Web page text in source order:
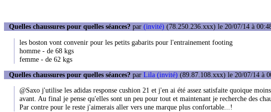
Quelles chaussures pour quelles séances? par (invité) (78.250.236.xxx) le 20/07/14 à
les boston vont convenir pour les petits gabarits pour l'entrainement footing
homme - de 68 kgs
femme - de 62 kgs
Quelles chaussures pour quelles séances? par Lila (invité) (89.87.108.xxx) le 20/07/14 à
@Saxo j'utilise les adidas response cushion 21 et j'en ai été assez satisfaite quoique
avant. Au final je pense qu'elles sont un peu pour tout et maintenant je recherche des
Par contre pour le reste j'aimerais aller vers une marque plus confortable...!